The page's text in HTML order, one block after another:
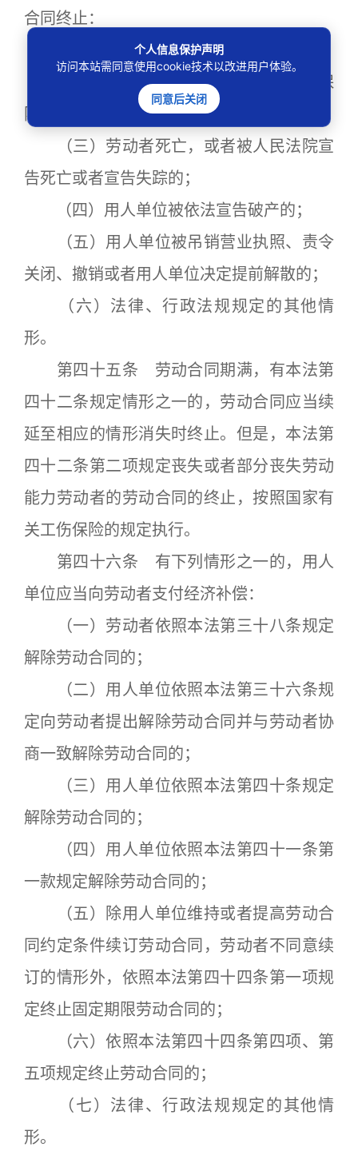
合同终止：
（一）劳动合同期满的；
（二）劳动者开始依法享受基本养老保
险待遇的；
（三）劳动者死亡，或者被人民法院宣
告死亡或者宣告失踪的；
（四）用人单位被依法宣告破产的；
（五）用人单位被吊销营业执照、责令
关闭、撤销或者用人单位决定提前解散的；
（六）法律、行政法规规定的其他情
形。
第四十五条 劳动合同期满，有本法第
四十二条规定情形之一的，劳动合同应当续
延至相应的情形消失时终止。但是，本法第
四十二条第二项规定丧失或者部分丧失劳动
能力劳动者的劳动合同的终止，按照国家有
关工伤保险的规定执行。
第四十六条 有下列情形之一的，用人
单位应当向劳动者支付经济补偿：
（一）劳动者依照本法第三十八条规定
解除劳动合同的；
（二）用人单位依照本法第三十六条规
定向劳动者提出解除劳动合同并与劳动者协
商一致解除劳动合同的；
（三）用人单位依照本法第四十条规定
解除劳动合同的；
（四）用人单位依照本法第四十一条第
一款规定解除劳动合同的；
（五）除用人单位维持或者提高劳动合
同约定条件续订劳动合同，劳动者不同意续
订的情形外，依照本法第四十四条第一项规
定终止固定期限劳动合同的；
（六）依照本法第四十四条第四项、第
五项规定终止劳动合同的；
（七）法律、行政法规规定的其他情
形。
个人信息保护声明
访问本站需同意使用cookie技术以改进用户体验。
同意后关闭